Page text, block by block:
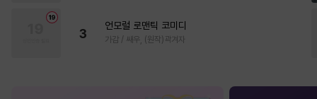
3
언모럴 로맨틱 코미디
가감 / 쌔우, (원작)곽겨자